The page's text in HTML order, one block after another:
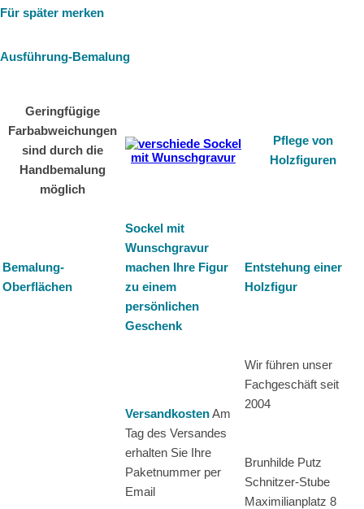
Für später merken
Ausführung-Bemalung
Geringfügige
Farbabweichungen
sind durch die
Handbemalung
möglich
Pflege von
Holzfiguren
Bemalung-
Oberflächen
Sockel mit
Wunschgravur
machen Ihre Figur
zu einem
persönlichen
Geschenk
Entstehung einer
Holzfigur
VersandkostenAm
Tag des Versandes
erhalten Sie Ihre
Paketnummer per
Email
Wir führen unser
Fachgeschäft seit
2004
Brunhilde Putz
Schnitzer-Stube
Maximilianplatz 8